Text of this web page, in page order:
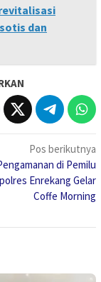
dan
Pos berikutnya
di Pemilu
Enrekang Gelar
Coffe Morning